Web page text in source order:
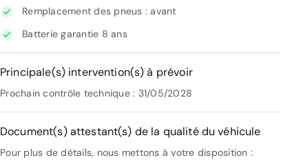
Remplacement des pneus : avant
Batterie garantie 8 ans
Principale(s) intervention(s) à prévoir
Prochain contrôle technique : 31/05/2028
Document(s) attestant(s) de la qualité du véhicule
Pour plus de détails, nous mettons à votre disposition :